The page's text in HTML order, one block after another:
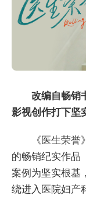
改编自畅销
影视创作打下坚
《医生荣
的畅销纪实作品
案例为坚实根基
绕进入医院妇产